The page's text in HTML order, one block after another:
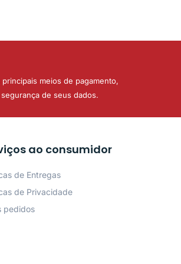
meios de pagamento,
de seus dados.
ao consumidor
de Entregas
de Privacidade
pedidos